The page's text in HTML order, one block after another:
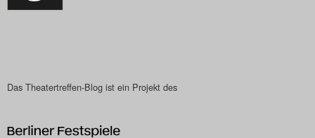
Das Theatertreffen-Blog ist ein Projekt des